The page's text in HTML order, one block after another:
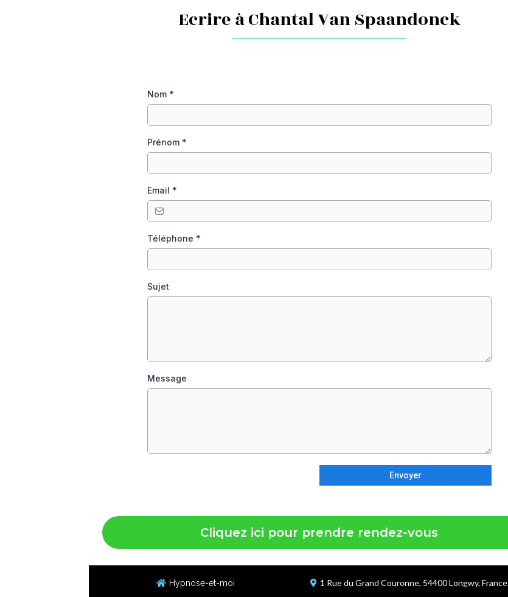
Ecrire à Chantal Van Spaandonck
Nom *
Prénom *
Email *
Téléphone *
Sujet
Message
Envoyer
Cliquez ici pour prendre rendez-vous
Hypnose-et-moi 1 Rue du Grand Couronne, 54400 Longwy, France